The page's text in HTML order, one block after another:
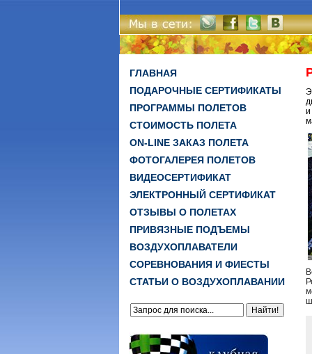
ГЛАВНАЯ
ПОДАРОЧНЫЕ СЕРТИФИКАТЫ
ПРОГРАММЫ ПОЛЕТОВ
СТОИМОСТЬ ПОЛЕТА
ON-LINE ЗАКАЗ ПОЛЕТА
ФОТОГАЛЕРЕЯ ПОЛЕТОВ
ВИДЕОСЕРТИФИКАТ
ЭЛЕКТРОННЫЙ СЕРТИФИКАТ
ОТЗЫВЫ О ПОЛЕТАХ
ПРИВЯЗНЫЕ ПОДЪЕМЫ
ВОЗДУХОПЛАВАТЕЛИ
СОРЕВНОВАНИЯ И ФИЕСТЫ
СТАТЬИ О ВОЗДУХОПЛАВАНИИ
и